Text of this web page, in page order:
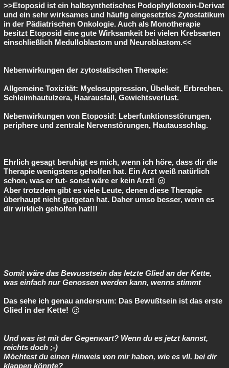
>>Etoposid ist ein halbsynthetisches Podophyllotoxin-Derivat
und ein sehr wirksames und häufig eingesetztes Zytostatikum
in der Pädiatrischen Onkologie. Auch als Monotherapie
besitzt Etoposid eine gute Wirksamkeit bei vielen Krebsarten
einschließlich Medulloblastom und Neuroblastom.<<
Nebenwirkungen der zytostatischen Therapie:
Allgemeine Toxizität: Myelosuppression, Übelkeit, Erbrechen,
Schleimhautulzera, Haarausfall, Gewichtsverlust.
Nebenwirkungen von Etoposid: Leberfunktionsstörungen,
periphere und zentrale Nervenstörungen, Hautausschlag.
Ehrlich gesagt beruhigt es mich, wenn ich höre, dass dir die
Therapie wenigstens geholfen hat. Ein Arzt weiß natürlich
schon, was er tut- sonst wäre er kein Arzt!
Aber trotzdem gibt es viele Leute, denen diese Therapie
überhaupt nicht gutgetan hat. Daher umso besser, wenn es
dir wirklich geholfen hat!!!
Somit wäre das Bewusstsein das letzte Glied an der Kette,
was einfach nur Genossen werden kann, wenns stimmt
Das sehe ich genau andersrum: Das Bewußtsein ist das erste
Glied in der Kette!
Und was ist mit der Gegenwart? Wenn du es jetzt kannst,
reichts doch ;-)
Möchtest du einen Hinweis von mir haben, wie es vll. bei dir
klappen könnte?